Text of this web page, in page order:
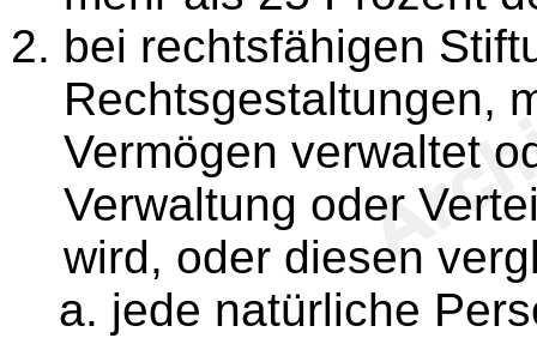
bei rechtsfähigen
Rechtsgestaltungen,
Vermögen verwaltet
Verwaltung oder
wird, oder diesen
jede natürliche